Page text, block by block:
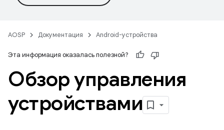
AOSP Документация Android-устройства
Эта информация оказалась полезной?
Обзор управления
устройствами